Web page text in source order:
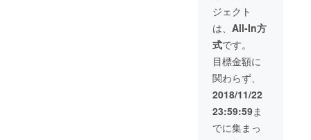
セット
・ホー
リー
オーガ
ニック
ワイン
パー
ティ回
数券
（3300
0円分）
※宿泊
ジェクト
は、 All-In方
式です。
目標金額に
関わらず、
2018/11/22
23:59:59ま
でに集まっ